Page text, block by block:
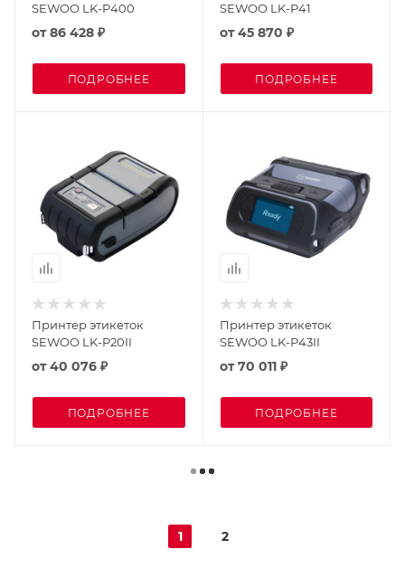
SEWOO LK-P400
от86 428 ₽
ПОДРОБНЕЕ
SEWOO LK-P41
от45 870 ₽
ПОДРОБНЕЕ
Принтер этикеток
SEWOO LK-P20II
от40 076 ₽
ПОДРОБНЕЕ
Принтер этикеток
SEWOO LK-P43II
от70 011 ₽
ПОДРОБНЕЕ
1 2